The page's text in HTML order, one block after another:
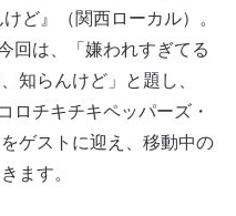
ど』（関西ローカル）。
回は、「嫌われすぎてる
知らんけど」と題し、
ロチキチキペッパーズ・
ゲストに迎え、移動中の
ます。